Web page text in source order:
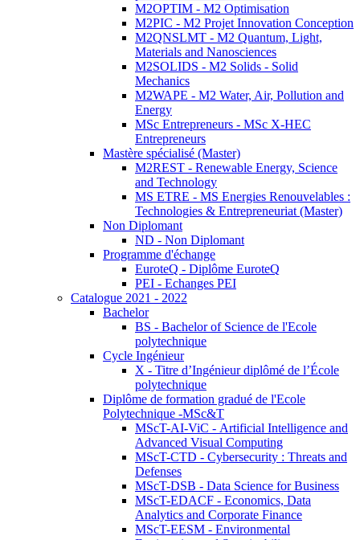
M2OPTIM - M2 Optimisation
M2PIC - M2 Projet Innovation Conception
M2QNSLMT - M2 Quantum, Light,
Materials and Nanosciences
M2SOLIDS - M2 Solids - Solid
Mechanics
M2WAPE - M2 Water, Air, Pollution and
Energy
MSc Entrepreneurs - MSc X-HEC
Entrepreneurs
Mastère spécialisé (Master)
M2REST - Renewable Energy, Science
and Technology
MS ETRE - MS Energies Renouvelables :
Technologies & Entrepreneuriat (Master)
Non Diplomant
ND - Non Diplomant
Programme d'échange
EuroteQ - Diplôme EuroteQ
PEI - Echanges PEI
Catalogue 2021 - 2022
Bachelor
BS - Bachelor of Science de l'Ecole
polytechnique
Cycle Ingénieur
X - Titre d’Ingénieur diplômé de l’École
polytechnique
Diplôme de formation gradué de l'Ecole
Polytechnique -MSc&T
MScT-AI-ViC - Artificial Intelligence and
Advanced Visual Computing
MScT-CTD - Cybersecurity : Threats and
Defenses
MScT-DSB - Data Science for Business
MScT-EDACF - Economics, Data
Analytics and Corporate Finance
MScT-EESM - Environmental